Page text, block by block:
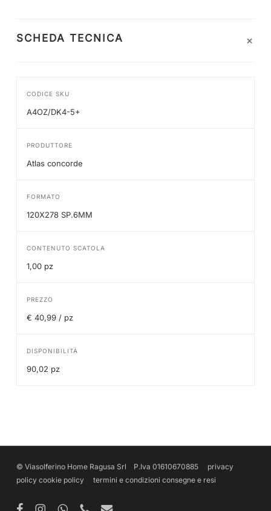
SCHEDA TECNICA +
CODICE SKU
A4OZ/DK4-5+
PRODUTTORE
Atlas concorde
FORMATO
120X278 SP.6MM
CONTENUTO SCATOLA
1,00 pz
PREZZO
€ 40,99 / pz
DISPONIBILITÀ
90,02 pz
© Viasolferino Home Ragusa Srl P.Iva 01610670885 privacy
policy cookie policy termini e condizioni consegne e resi
facebookinstagramwhatsappphone email